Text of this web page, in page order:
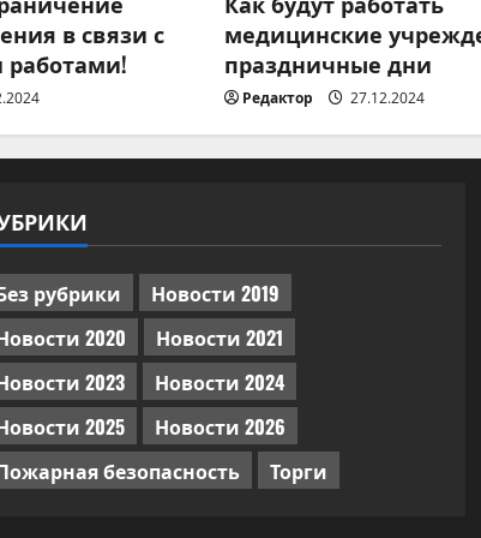
в связи с
медицинские
праздничные дни
Редактор 27.12.2024
рубрики
Новости 2019
2020
Новости 2021
2023
Новости 2024
2025
Новости 2026
безопасность
Торги